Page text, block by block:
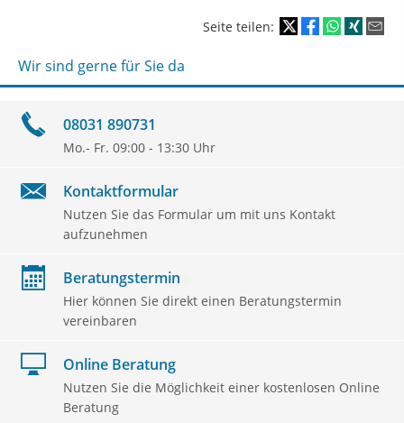
Seite teilen:
Wir sind gerne für Sie da
08031 890731
Mo.- Fr. 09:00 - 13:30 Uhr
Kontaktformular
Nutzen Sie das Formular um mit uns Kontakt
aufzunehmen
Beratungstermin
Hier können Sie direkt einen Beratungstermin
vereinbaren
Online Beratung
Nutzen Sie die Möglichkeit einer kostenlosen Online
Beratung